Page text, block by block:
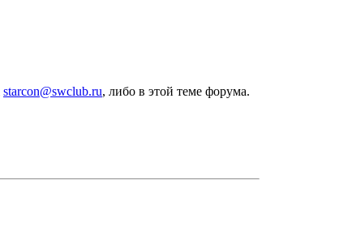
starcon@swclub.ru, либо в этой теме форума.